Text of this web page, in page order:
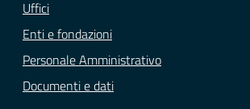
Uffici
Enti e fondazioni
Personale Amministrativo
Documenti e dati